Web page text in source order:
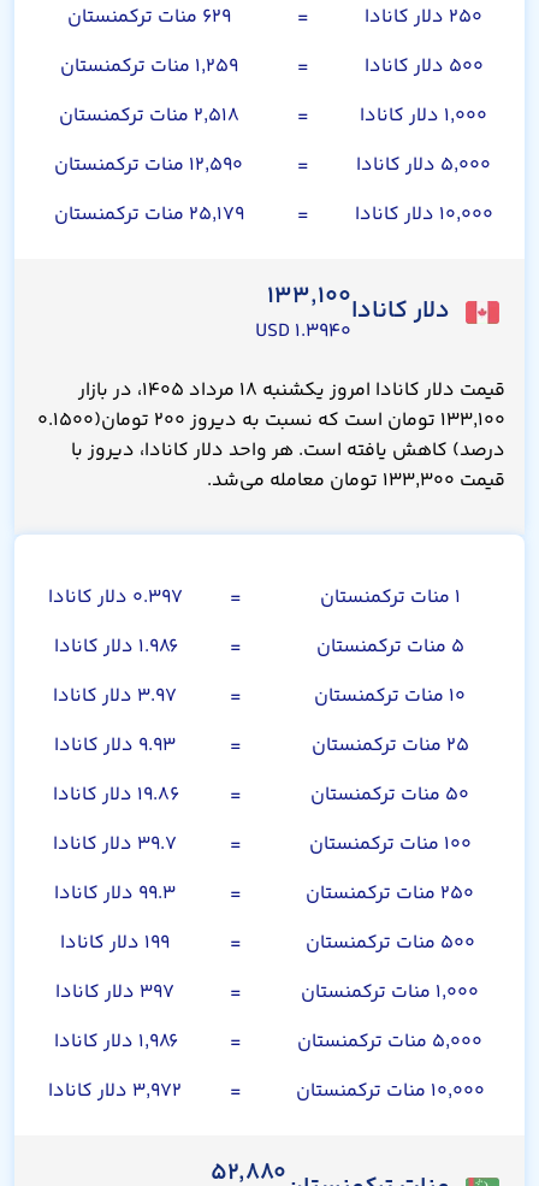
۲۵۰ دلار کانادا
=
۶۲۹ منات ترکمنستان
۵۰۰ دلار کانادا
=
۱,۲۵۹ منات ترکمنستان
۱,۰۰۰ دلار کانادا
=
۲,۵۱۸ منات ترکمنستان
۵,۰۰۰ دلار کانادا
=
۱۲,۵۹۰ منات ترکمنستان
۱۰,۰۰۰ دلار کانادا
= ۲۵,۱۷۹ منات ترکمنستان
دلار کانادا۱۳۳,۱۰۰
۱.۳۹۴۰ USD
قیمت دلار کانادا امروز یکشنبه ۱۸ مرداد ۱۴۰۵، در بازار
۱۳۳,۱۰۰ تومان است که نسبت به دیروز ۲۰۰ تومان(۰.۱۵۰۰
درصد) کاهش یافته است. هر واحد دلار کانادا، دیروز با
قیمت ۱۳۳,۳۰۰ تومان معامله می‌شد.
۱ منات ترکمنستان =
۰.۳۹۷ دلار کانادا
۵ منات ترکمنستان
=
۱.۹۸۶ دلار کانادا
۱۰ منات ترکمنستان
=
۳.۹۷ دلار کانادا
۲۵ منات ترکمنستان
=
۹.۹۳ دلار کانادا
۵۰ منات ترکمنستان
=
۱۹.۸۶ دلار کانادا
۱۰۰ منات ترکمنستان
=
۳۹.۷ دلار کانادا
۲۵۰ منات ترکمنستان
=
۹۹.۳ دلار کانادا
۵۰۰ منات ترکمنستان
=
۱۹۹ دلار کانادا
۱,۰۰۰ منات ترکمنستان
=
۳۹۷ دلار کانادا
۵,۰۰۰ منات ترکمنستان
=
۱,۹۸۶ دلار کانادا
۱۰,۰۰۰ منات ترکمنستان
= ۳,۹۷۲ دلار کانادا
۵۲,۸۸۰